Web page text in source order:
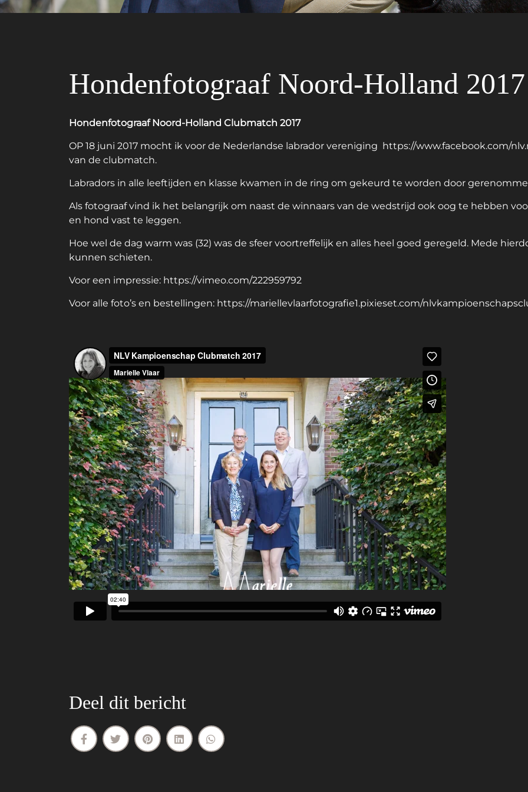
Hondenfotograaf Noord-Holland 2017
Hondenfotograaf Noord-Holland Clubmatch 2017
OP 18 juni 2017 mocht ik voor de Nederlandse labrador vereniging https://www.facebook.com/
van de clubmatch.
Labradors in alle leeftijden en klasse kwamen in de ring om gekeurd te worden door
Als fotograaf vind ik het belangrijk om naast de winnaars van de wedstrijd ook oog te hebben
en hond vast te leggen.
Hoe wel de dag warm was (32) was de sfeer voortreffelijk en alles heel goed geregeld. Mede
kunnen schieten.
Voor een impressie: https://vimeo.com/222959792
Voor alle foto’s en bestellingen: https://mariellevlaarfotografie1.pixieset.com/
Deel dit bericht